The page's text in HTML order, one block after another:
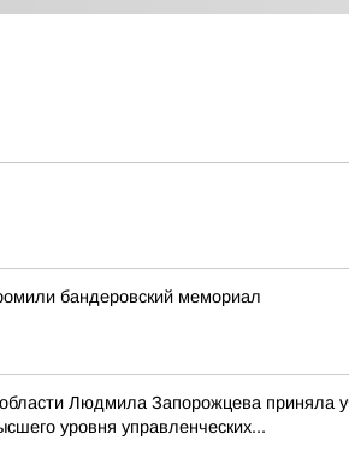
бандеровский мемориал
Людмила Запорожцева приняла
уровня управленческих...